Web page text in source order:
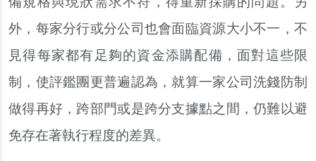
外，每家分行或分公司也會面臨資源大小不一，不
見得每家都有足夠的資金添購配備，面對這些限
制，使評鑑團更普遍認為，就算一家公司洗錢防制
做得再好，跨部門或是跨分支據點之間，仍難以避
免存在著執行程度的差異。